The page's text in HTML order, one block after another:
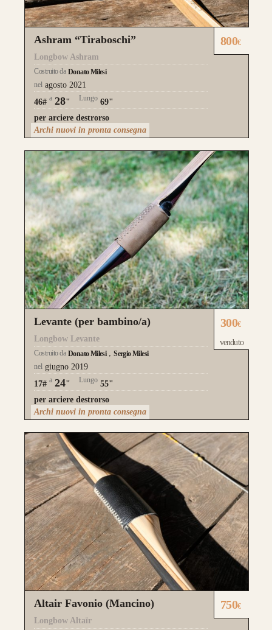
Questo modello si contraddistingue per la
composizione aTre Lamine in legno.
la risposta meccanica è la medesima e
l’estetica risulta più pulita.
da 750€
Guarda alcuni degli archi già
realizzati su misura
Ashram “Tiraboschi”
Longbow Ashram
Costruito da Donato Milesi
nel agosto 2021
46# a 28" Lungo 69"
per arciere destrorso
800€
Archi nuovi in pronta consegna
Levante (per bambino/a)
Longbow Levante
Costruito da Donato Milesi
Sergio Milesi
nel giugno 2019
17# a 24" Lungo 55"
per arciere destrorso
300€
venduto
Archi nuovi in pronta consegna
Altair Favonio (Mancino)
Longbow Altaïr
750€